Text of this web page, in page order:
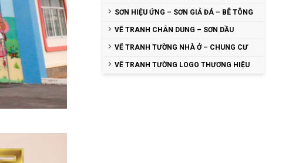
SƠN HIỆU ỨNG – SƠN GIẢ ĐÁ – BÊ TÔNG
VẼ TRANH CHÂN DUNG – SƠN DẦU
VẼ TRANH TƯỜNG NHÀ Ở – CHUNG CƯ
VẼ TRANH TƯỜNG LOGO THƯƠNG HIỆU